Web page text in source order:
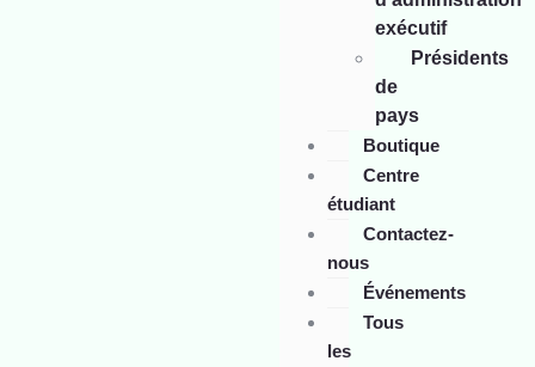
exécutif
Présidents
de
pays
Boutique
Centre
étudiant
Contactez-
nous
Événements
Tous
les